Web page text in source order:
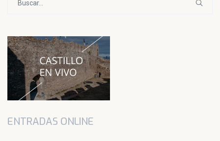
ENTRADAS ONLINE